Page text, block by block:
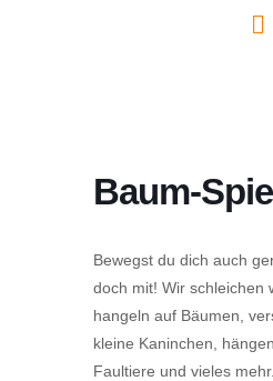
Baum-
Bewegst du dich auch
doch mit! Wir schleichen
hangeln auf Bäumen,
kleine Kaninchen,
Faultiere und vieles